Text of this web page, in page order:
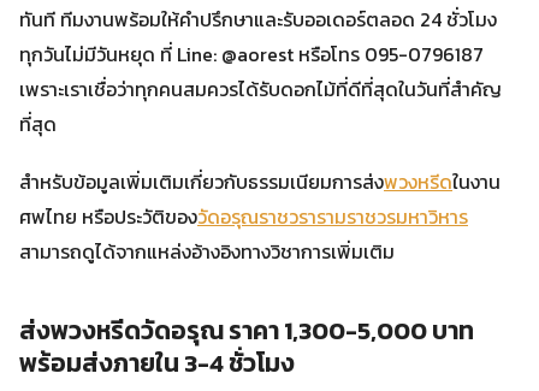
ทันที ทีมงานพร้อมให้คำปรึกษาและรับออเดอร์ตลอด 24 ชั่วโมง
ทุกวันไม่มีวันหยุด ที่ Line: @aorest หรือโทร 095-0796187
เพราะเราเชื่อว่าทุกคนสมควรได้รับดอกไม้ที่ดีที่สุดในวันที่สำคัญ
ที่สุด
สำหรับข้อมูลเพิ่มเติมเกี่ยวกับธรรมเนียมการส่งพวงหรีดในงาน
ศพไทย หรือประวัติของวัดอรุณราชวรารามราชวรมหาวิหาร
สามารถดูได้จากแหล่งอ้างอิงทางวิชาการเพิ่มเติม
ส่งพวงหรีดวัดอรุณ ราคา 1,300-5,000 บาท
พร้อมส่งภายใน 3-4 ชั่วโมง